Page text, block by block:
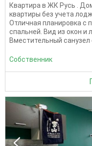
Квартира в ЖК Русь .
квартиры без учета
Отличная планировка с
спальней. Вид из окон и
Вместительный
Собственник